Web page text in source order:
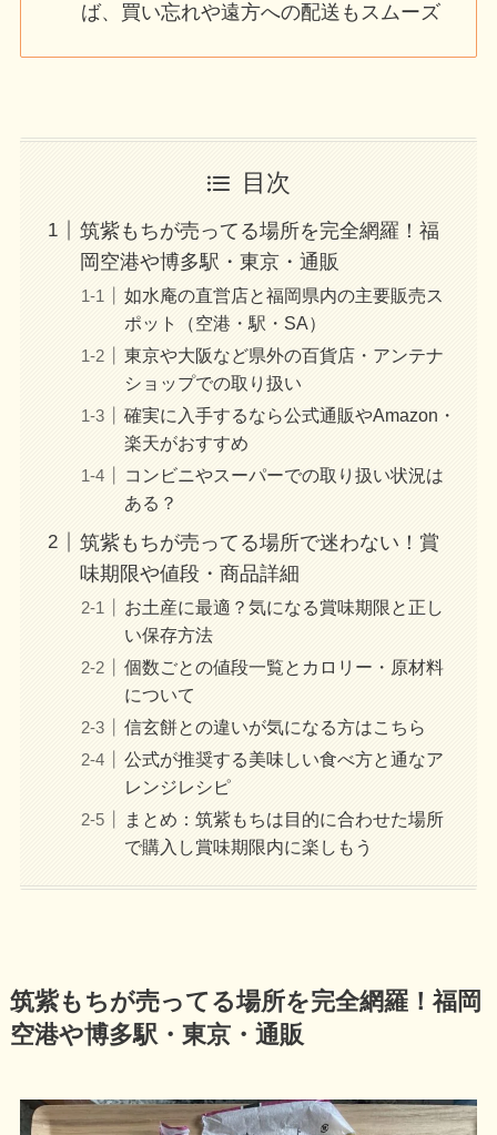
ば、買い忘れや遠方への配送もスムーズ
目次
筑紫もちが売ってる場所を完全網羅！福
岡空港や博多駅・東京・通販
如水庵の直営店と福岡県内の主要販売ス
ポット（空港・駅・SA）
東京や大阪など県外の百貨店・アンテナ
ショップでの取り扱い
確実に入手するなら公式通販やAmazon・
楽天がおすすめ
コンビニやスーパーでの取り扱い状況は
ある？
筑紫もちが売ってる場所で迷わない！賞
味期限や値段・商品詳細
お土産に最適？気になる賞味期限と正し
い保存方法
個数ごとの値段一覧とカロリー・原材料
について
信玄餅との違いが気になる方はこちら
公式が推奨する美味しい食べ方と通なア
レンジレシピ
まとめ：筑紫もちは目的に合わせた場所
で購入し賞味期限内に楽しもう
筑紫もちが売ってる場所を完全網羅！福岡
空港や博多駅・東京・通販